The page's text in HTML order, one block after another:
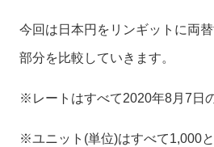
今回は日本円をリンギットに両替
部分を比較していきます。
※レートはすべて2020年8月7日
※ユニット(単位)はすべて1,000と